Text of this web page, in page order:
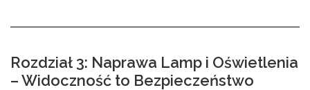
Rozdział 3: Naprawa Lamp i Oświetlenia
– Widoczność to Bezpieczeństwo